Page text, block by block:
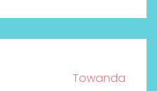
Towanda